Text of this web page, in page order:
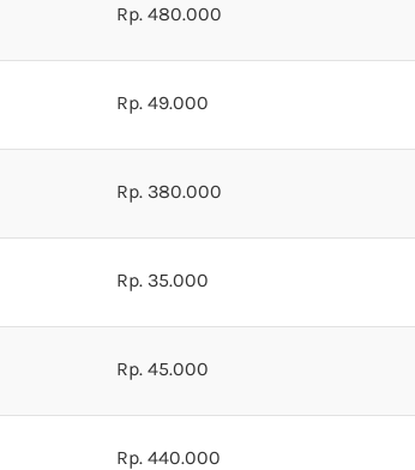
Rp. 480.000
Rp. 49.000
Rp. 380.000
Rp. 35.000
Rp. 45.000
Rp. 440.000